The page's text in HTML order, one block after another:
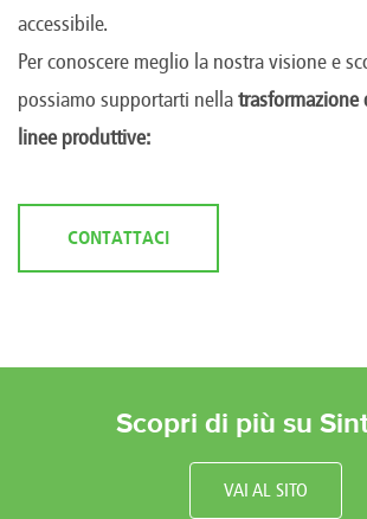
accessibile.
Per conoscere meglio la nostra visione e
possiamo supportarti nella
linee produttive:
CONTATTACI
Scopri di più su
VAI AL SITO